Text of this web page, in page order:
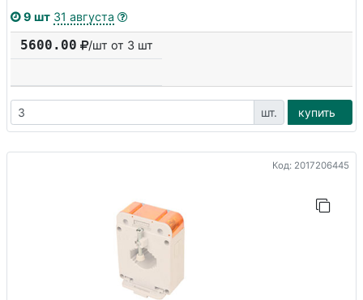
9 шт 31 августа
5600.00 /шт от 3 шт
шт. купить
Код: 2017206445